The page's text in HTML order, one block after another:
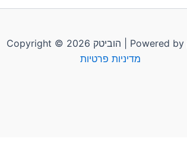
מדיניות פרטיות